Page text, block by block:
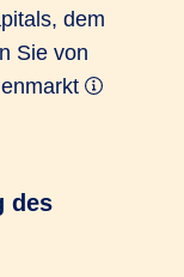
dem
Sie von
des